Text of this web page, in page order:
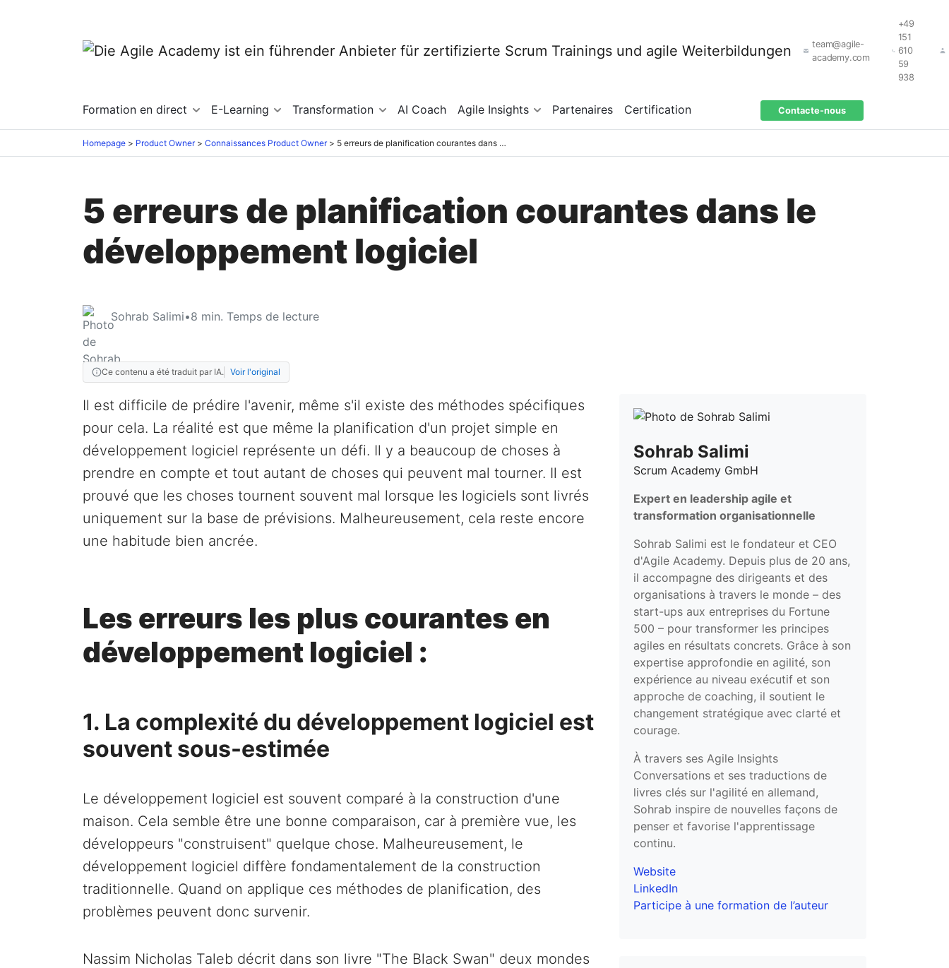
team@agile-
academy.com
+49
151
610
59
938
Formation en direct E-Learning Transformation AI Coach Agile Insights Partenaires Certification Contacte-nous
Homepage Product Owner Connaissances Product Owner 5 erreurs de planification courantes dans le développement logiciel
5 erreurs de planification courantes dans le
développement logiciel
Sohrab Salimi•8 min. Temps de lecture
Ce contenu a été traduit par IA. Voir l'original
Il est difficile de prédire l'avenir, même s'il existe des méthodes spécifiques
pour cela. La réalité est que même la planification d'un projet simple en
développement logiciel représente un défi. Il y a beaucoup de choses à
prendre en compte et tout autant de choses qui peuvent mal tourner. Il est
prouvé que les choses tournent souvent mal lorsque les logiciels sont livrés
uniquement sur la base de prévisions. Malheureusement, cela reste encore
une habitude bien ancrée.
Les erreurs les plus courantes en
développement logiciel :
1. La complexité du développement logiciel est
souvent sous-estimée
Le développement logiciel est souvent comparé à la construction d'une
maison. Cela semble être une bonne comparaison, car à première vue, les
développeurs "construisent" quelque chose. Malheureusement, le
développement logiciel diffère fondamentalement de la construction
traditionnelle. Quand on applique ces méthodes de planification, des
problèmes peuvent donc survenir.
Nassim Nicholas Taleb décrit dans son livre "The Black Swan" deux mondes
Sohrab Salimi
Scrum Academy GmbH
Expert en leadership agile et
transformation organisationnelle
Sohrab Salimi est le fondateur et CEO
d'Agile Academy. Depuis plus de 20 ans,
il accompagne des dirigeants et des
organisations à travers le monde – des
start-ups aux entreprises du Fortune
500 – pour transformer les principes
agiles en résultats concrets. Grâce à son
expertise approfondie en agilité, son
expérience au niveau exécutif et son
approche de coaching, il soutient le
changement stratégique avec clarté et
courage.
À travers ses Agile Insights
Conversations et ses traductions de
livres clés sur l'agilité en allemand,
Sohrab inspire de nouvelles façons de
penser et favorise l'apprentissage
continu.
Website
LinkedIn
Participe à une formation de l’auteur